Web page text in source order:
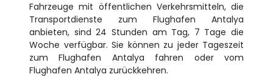
Fahrzeuge mit öffentlichen Verkehrsmitteln, die
Transportdienste zum Flughafen Antalya
anbieten, sind 24 Stunden am Tag, 7 Tage die
Woche verfügbar. Sie können zu jeder Tageszeit
zum Flughafen Antalya fahren oder vom
Flughafen Antalya zurückkehren.